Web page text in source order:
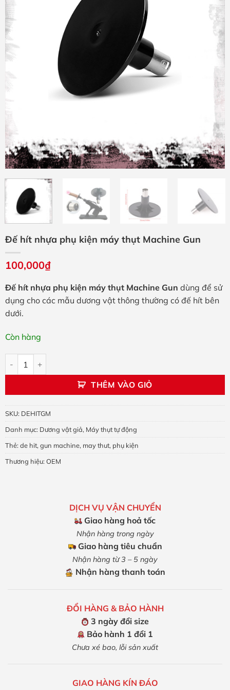
Đế hít nhựa phụ kiện máy thụt Machine Gun
100,000₫
Đế hít nhựa phụ kiện máy thụt Machine Gun dùng để sử
dụng cho các mẫu dương vật thông thường có đế hít bên
dưới.
Còn hàng
THÊM VÀO GIỎ
SKU: DEHITGM
Danh mục: Dương vật giả, Máy thụt tự động
Thẻ: de hit, gun machine, may thut, phụ kiện
Thương hiệu: OEM
DỊCH VỤ VẬN CHUYỂN
Giao hàng hoả tốc
Nhận hàng trong ngày
Giao hàng tiêu chuẩn
Nhận hàng từ 3 – 5 ngày
Nhận hàng thanh toán
ĐỔI HÀNG & BẢO HÀNH
3 ngày đổi size
Bảo hành 1 đổi 1
Chưa xé bao, lỗi sản xuất
GIAO HÀNG KÍN ĐÁO